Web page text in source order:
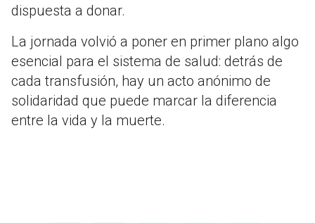
dispuesta a donar.
La jornada volvió a poner en primer plano algo
esencial para el sistema de salud: detrás de
cada transfusión, hay un acto anónimo de
solidaridad que puede marcar la diferencia
entre la vida y la muerte.